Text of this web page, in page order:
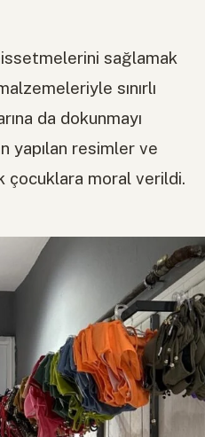
sağlamak
sınırlı
da dokunmayı
yapılan resimler ve
çocuklara moral verildi.